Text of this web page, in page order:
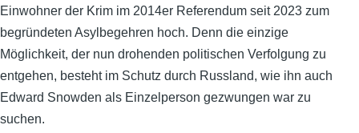
Einwohner der Krim im 2014er Referendum seit 2023 zum
begründeten Asylbegehren hoch. Denn die einzige
Möglichkeit, der nun drohenden politischen Verfolgung zu
entgehen, besteht im Schutz durch Russland, wie ihn auch
Edward Snowden als Einzelperson gezwungen war zu
suchen.